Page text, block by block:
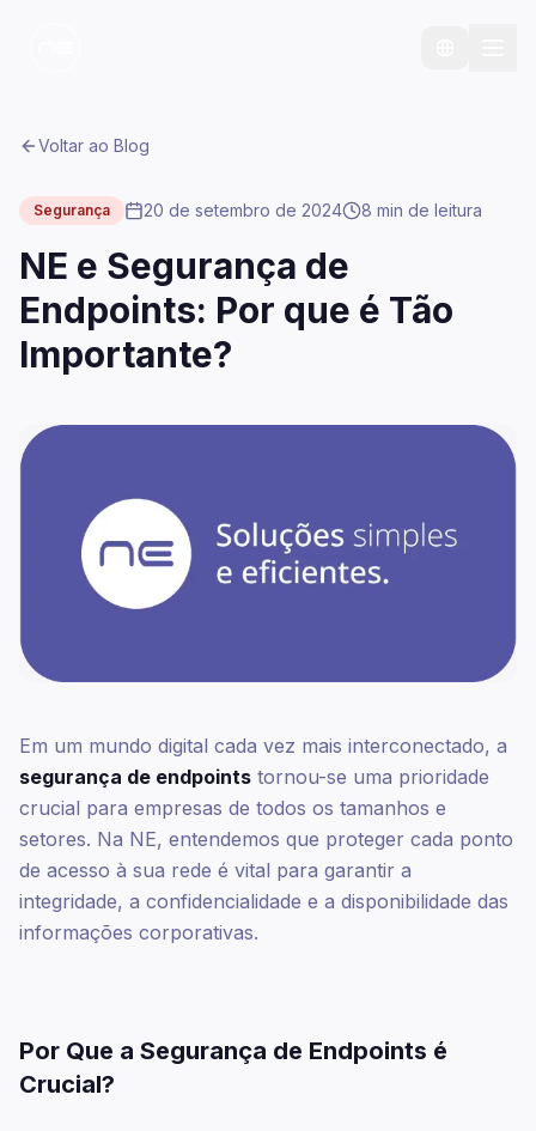
Voltar ao Blog
Segurança 20 de setembro de 2024 8 min de leitura
NE e Segurança de
Endpoints: Por que é Tão
Importante?
Em um mundo digital cada vez mais interconectado, a
segurança de endpoints tornou-se uma prioridade
crucial para empresas de todos os tamanhos e
setores. Na NE, entendemos que proteger cada ponto
de acesso à sua rede é vital para garantir a
integridade, a confidencialidade e a disponibilidade das
informações corporativas.
Por Que a Segurança de Endpoints é
Crucial?